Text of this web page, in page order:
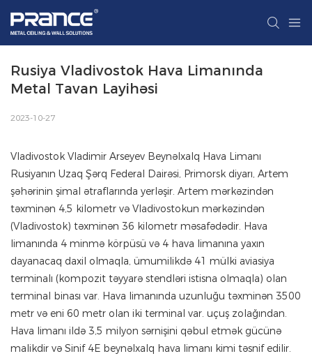
Rusiya Vladivostok Hava Limanında
Metal Tavan Layihəsi
2023-10-27
Vladivostok Vladimir Arseyev Beynəlxalq Hava Limanı
Rusiyanın Uzaq Şərq Federal Dairəsi, Primorsk diyarı, Artem
şəhərinin şimal ətraflarında yerləşir. Artem mərkəzindən
təxminən 4,5 kilometr və Vladivostokun mərkəzindən
(Vladivostok) təxminən 36 kilometr məsafədədir. Hava
limanında 4 minmə körpüsü və 4 hava limanına yaxın
dayanacaq daxil olmaqla, ümumilikdə 41 mülki aviasiya
terminalı (kompozit təyyarə stendləri istisna olmaqla) olan
terminal binası var. Hava limanında uzunluğu təxminən 3500
metr və eni 60 metr olan iki terminal var. uçuş zolağından.
Hava limanı ildə 3,5 milyon sərnişini qəbul etmək gücünə
malikdir və Sinif 4E beynəlxalq hava limanı kimi təsnif edilir.